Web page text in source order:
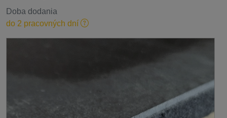
Doba dodania
do 2 pracovných dní